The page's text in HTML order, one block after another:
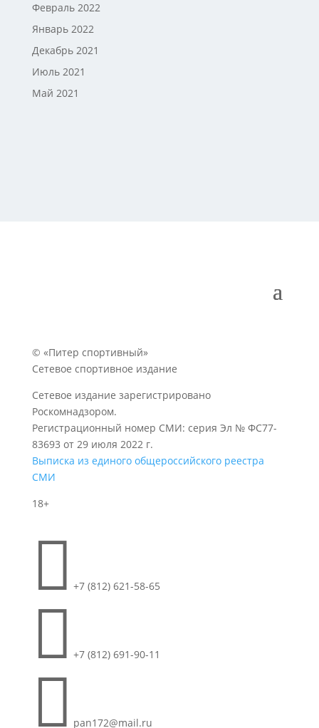
Февраль 2022
Январь 2022
Декабрь 2021
Июль 2021
Май 2021
© «Питер спортивный»
Сетевое спортивное издание
Сетевое издание зарегистрировано
Роскомнадзором.
Регистрационный номер СМИ: серия Эл № ФС77-
83693 от 29 июля 2022 г.
Выписка из единого общероссийского реестра
СМИ
18+
 +7 (812) 621-58-65
 +7 (812) 691-90-11
 pan172@mail.ru